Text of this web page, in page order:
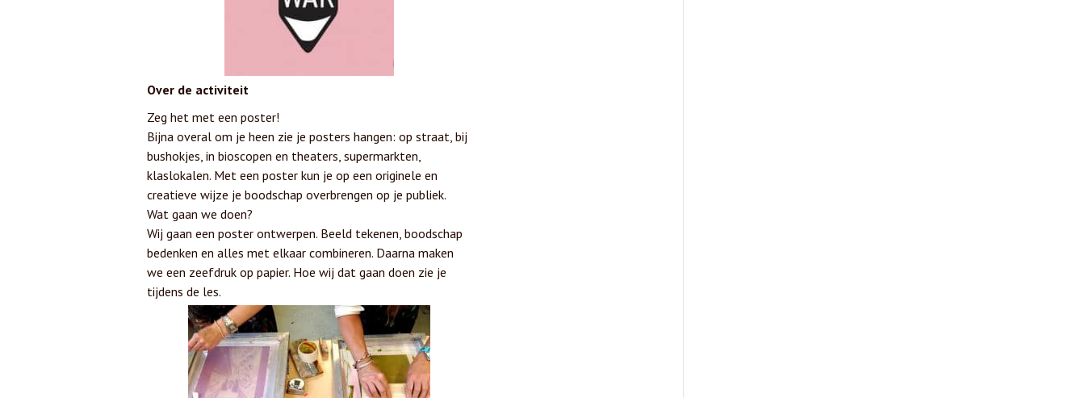
Over de activiteit
Zeg het met een poster!
Bijna overal om je heen zie je posters hangen: op straat, bij
bushokjes, in bioscopen en theaters, supermarkten,
klaslokalen. Met een poster kun je op een originele en
creatieve wijze je boodschap overbrengen op je publiek.
Wat gaan we doen?
Wij gaan een poster ontwerpen. Beeld tekenen, boodschap
bedenken en alles met elkaar combineren. Daarna maken
we een zeefdruk op papier. Hoe wij dat gaan doen zie je
tijdens de les.